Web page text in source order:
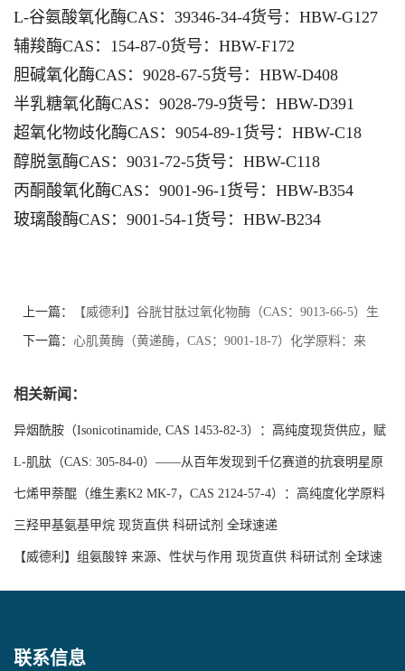
L-谷氨酸氧化酶CAS：39346-34-4货号：HBW-G127
辅羧酶CAS：154-87-0货号：HBW-F172
胆碱氧化酶CAS：9028-67-5货号：HBW-D408
半乳糖氧化酶CAS：9028-79-9货号：HBW-D391
超氧化物歧化酶CAS：9054-89-1货号：HBW-C18
醇脱氢酶CAS：9031-72-5货号：HBW-C118
丙酮酸氧化酶CAS：9001-96-1货号：HBW-B354
玻璃酸酶CAS：9001-54-1货号：HBW-B234
上一篇： 【威德利】谷胱甘肽过氧化物酶（CAS：9013-66-5）生
化检测、日化护肤、科研、食品加工等领域
下一篇： 心肌黄酶（黄递酶，CAS：9001-18-7）化学原料：来
相关新闻：
异烟酰胺（Isonicotinamide, CAS 1453-82-3）：高纯度现货供应，赋
能医药研发与精细化学品合成
L-肌肽（CAS: 305-84-0）——从百年发现到千亿赛道的抗衰明星原
料
七烯甲萘醌（维生素K2 MK-7，CAS 2124-57-4）：高纯度化学原料
赛道加速扩容，技术与标准双轮驱动产业升级
三羟甲基氨基甲烷 现货直供 科研试剂 全球速递
【威德利】组氨酸锌 来源、性状与作用 现货直供 科研试剂 全球速
递
联系信息